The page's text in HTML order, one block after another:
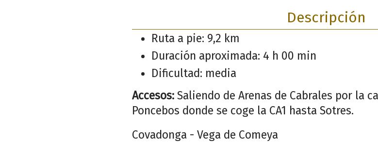
Descripción
Ruta a pie: 9,2 km
Duración aproximada: 4 h 00 min
Dificultad: media
Accesos: Saliendo de Arenas de Cabrales por la
Poncebos donde se coge la CA1 hasta Sotres.
Covadonga - Vega de Comeya